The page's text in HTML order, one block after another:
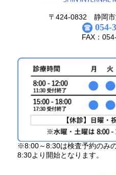
〒424-0832 静岡市
054-
FAX：
※8:00～8:30は検査予約のみ
8:30より開始となります。